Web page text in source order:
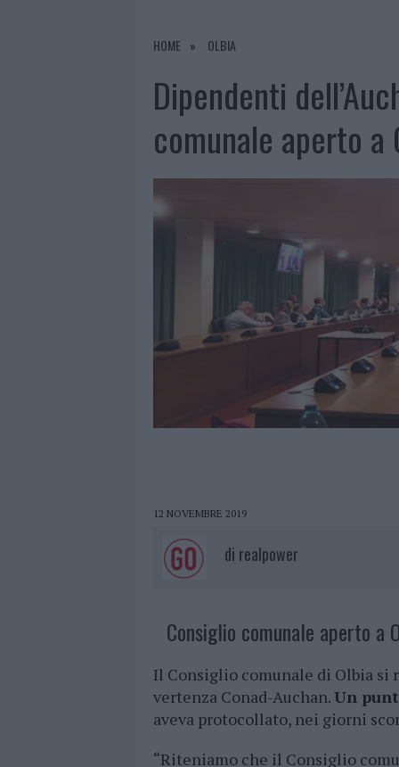
7 AGOSTO 2026
HOME OLBIA
Dipendenti
comunale aperto a
12 NOVEMBRE 2019
di realpower
Consiglio comunale aperto a
Il Consiglio comunale di Olbia si
vertenza Conad-Auchan.Un
aveva protocollato, nei giorni
“Riteniamo che il Consiglio